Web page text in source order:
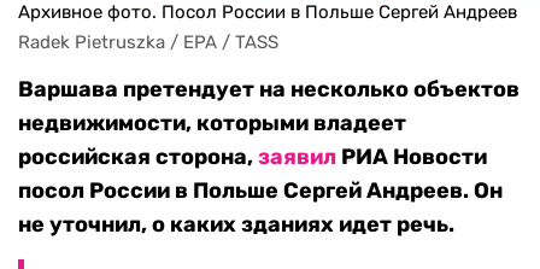
Архивное фото. Посол России в Польше Сергей Андреев
Radek Pietruszka / EPA / TASS
Варшава претендует на несколько объектов
недвижимости, которыми владеет
российская сторона,заявил РИА Новости
посол России в Польше Сергей Андреев. Он
не уточнил, о каких зданиях идет речь.